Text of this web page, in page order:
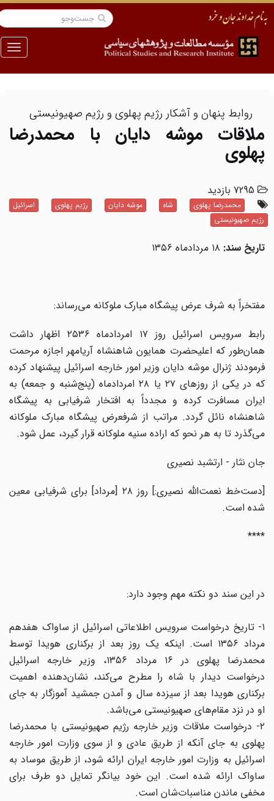
منو
روابط پنهان و آشکار رژیم پهلوی و رژیم صهیونیستی
ملاقات موشه دایان با محمدرضا
پهلوی
7295 بازدید
محمدرضا پهلوی شاه موشه دایان رژیم پهلوی
اسرائیل
رژیم صهیونیستی
تاریخ سند:۱۸ مردادماه ۱۳۵۶
مفتخراً به شرف عرض پیشگاه مبارک ملوکانه می‌رساند:
رابط سرویس اسرائیل روز ۱۷ امردادماه ۲۵۳۶ اظهار داشت
همان‌طور که اعلیحضرت همایون شاهنشاه آریامهر اجازه مرحمت
فرمودند ژنرال موشه دایان وزیر امور خارجه اسرائیل پیشنهاد کرده
که در یکی از روزهای ۲۷ یا ۲۸ امردادماه (پنج‌شنبه و جمعه) به
ایران مسافرت کرده و مجدداً به افتخار شرفیابی به پیشگاه
شاهنشاه نائل گردد. مراتب از شرفعرض پیشگاه مبارک ملوکانه
می‌گذرد تا به هر نحو که اراده سنیه ملوکانه قرار گیرد، عمل شود.
جان نثار - ارتشبد نصیری
[دست‌خط نعمت‌الله نصیری:] روز ۲۸ [مرداد] برای شرفیابی معین
شده است.
****
در این سند دو نکته مهم وجود دارد:
۱- تاریخ درخواست سرویس اطلاعاتی اسرائیل از ساواک هفدهم
مرداد ۱۳۵۶ است. اینکه یک روز بعد از برکناری هویدا توسط
محمدرضا پهلوی در ۱۶ مرداد ۱۳۵۶، وزیر خارجه اسرائیل
درخواست دیدار با شاه را مطرح می‌کند، نشان‌دهنده اهمیت
برکناری هویدا بعد از سیزده سال و آمدن جمشید آموزگار به جای
او در نزد مقام‌های صهیونیستی می‌باشد.
۲- درخواست ملاقات وزیر خارجه رژیم صهیونیستی با محمدرضا
پهلوی به جای آنکه از طریق عادی و از سوی وزارت امور خارجه
اسرائیل به وزارت امور خارجه ایران ارائه شود، از طریق موساد به
ساواک ارائه شده است. این خود بیانگر تمایل دو طرف برای
مخفی ماندن مناسبات‌شان است.